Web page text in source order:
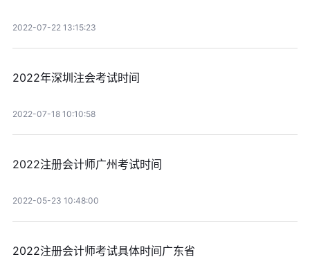
2022-07-22 13:15:23
2022年深圳注会考试时间
2022-07-18 10:10:58
2022注册会计师广州考试时间
2022-05-23 10:48:00
2022注册会计师考试具体时间广东省